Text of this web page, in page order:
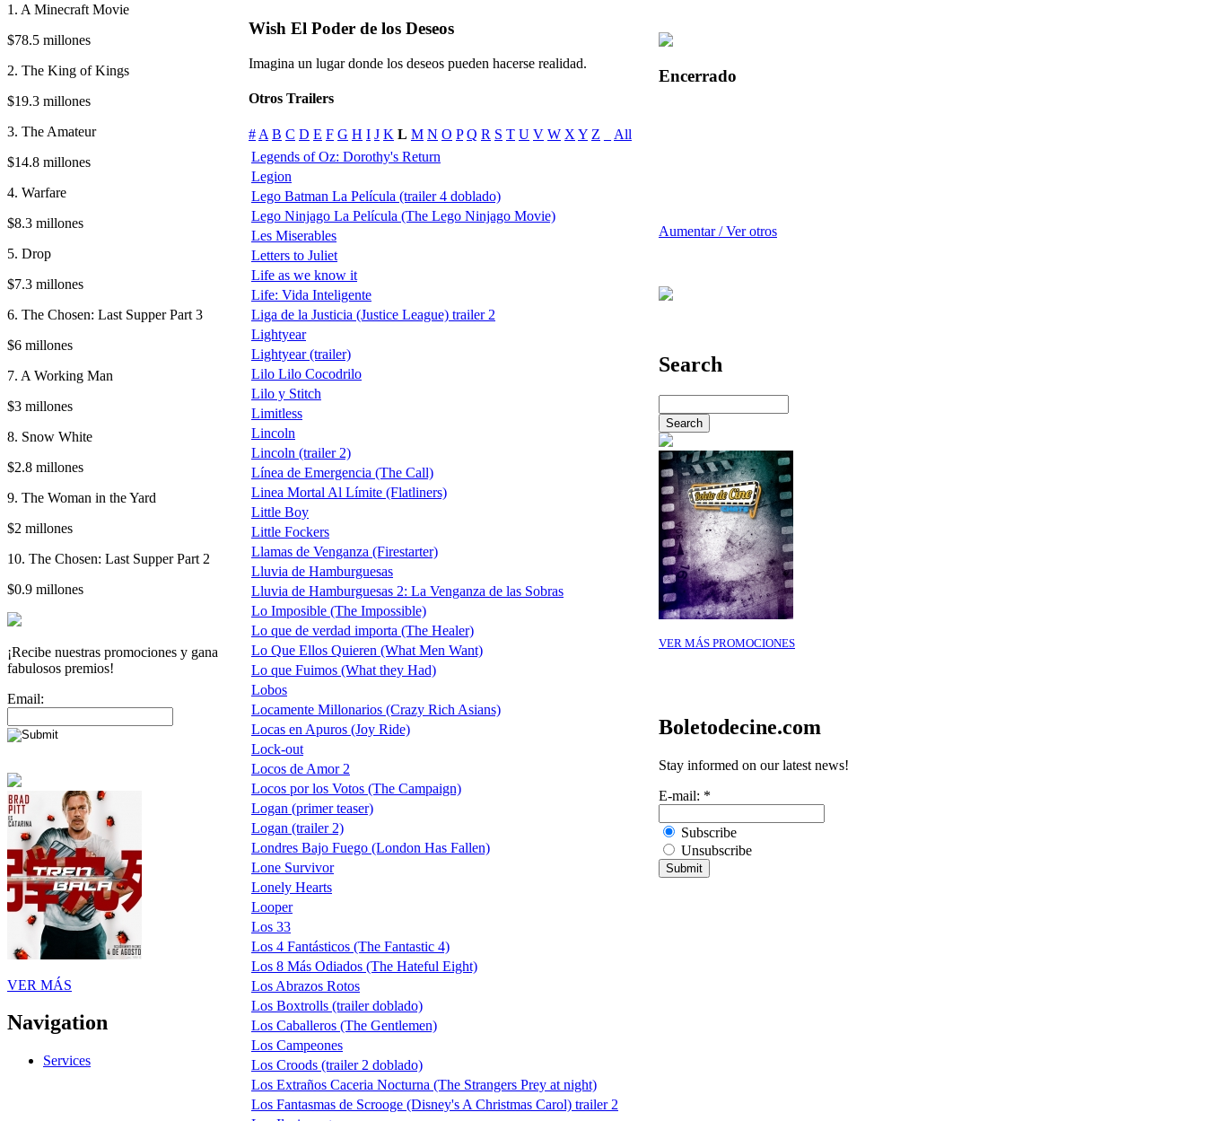
1. A Minecraft Movie
$78.5 millones
2. The King of Kings
$19.3 millones
3. The Amateur
$14.8 millones
4. Warfare
$8.3 millones
5. Drop
$7.3 millones
6. The Chosen: Last Supper Part 3
$6 millones
7. A Working Man
$3 millones
8. Snow White
$2.8 millones
9. The Woman in the Yard
$2 millones
10. The Chosen: Last Supper Part 2
$0.9 millones
¡Recibe nuestras promociones y gana
fabulosos premios!
Email:
VER MÁS
Navigation
Services
Wish El Poder de los Deseos
Imagina un lugar donde los deseos pueden hacerse realidad.
Otros Trailers
# A B C D E F G H I J K L M N O P Q R S T U V W X Y Z
All
Legends of Oz: Dorothy's Return
Legion
Lego Batman La Película (trailer 4 doblado)
Lego Ninjago La Película (The Lego Ninjago Movie)
Les Miserables
Letters to Juliet
Life as we know it
Life: Vida Inteligente
Liga de la Justicia (Justice League) trailer 2
Lightyear
Lightyear (trailer)
Lilo Lilo Cocodrilo
Lilo y Stitch
Limitless
Lincoln
Lincoln (trailer 2)
Línea de Emergencia (The Call)
Linea Mortal Al Límite (Flatliners)
Little Boy
Little Fockers
Llamas de Venganza (Firestarter)
Lluvia de Hamburguesas
Lluvia de Hamburguesas 2: La Venganza de las Sobras
Lo Imposible (The Impossible)
Lo que de verdad importa (The Healer)
Lo Que Ellos Quieren (What Men Want)
Lo que Fuimos (What they Had)
Lobos
Locamente Millonarios (Crazy Rich Asians)
Locas en Apuros (Joy Ride)
Lock-out
Locos de Amor 2
Locos por los Votos (The Campaign)
Logan (primer teaser)
Logan (trailer 2)
Londres Bajo Fuego (London Has Fallen)
Lone Survivor
Lonely Hearts
Looper
Los 33
Los 4 Fantásticos (The Fantastic 4)
Los 8 Más Odiados (The Hateful Eight)
Los Abrazos Rotos
Los Boxtrolls (trailer doblado)
Los Caballeros (The Gentlemen)
Los Campeones
Los Croods (trailer 2 doblado)
Los Extraños Caceria Nocturna (The Strangers Prey at night)
Los Fantasmas de Scrooge (Disney's A Christmas Carol) trailer 2
Encerrado
Aumentar / Ver otros
Search
VER MÁS PROMOCIONES
Boletodecine.com
Stay informed on our latest news!
E-mail: *
Subscribe
Unsubscribe